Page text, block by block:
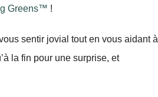
Greens™ !
sentir jovial tout en vous aidant à
la fin pour une surprise, et